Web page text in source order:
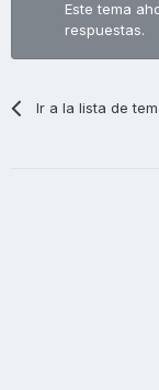
Este tema
respuestas.
Ir a la lista de